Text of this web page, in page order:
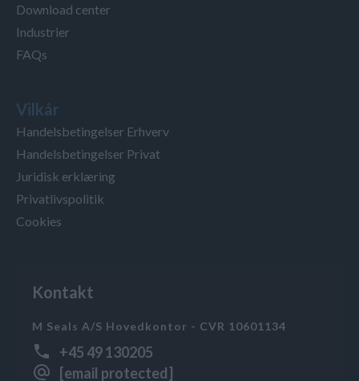
Download center
Industrier
FAQs
Vilkår
Handelsbetingelser Erhverv
Handelsbetingelser Privat
Juridisk erklæring
Privatlivspolitik
Cookies
Kontakt
M Seals A/S Hovedkontor - CVR 10601134
+45 49 130205
[email protected]